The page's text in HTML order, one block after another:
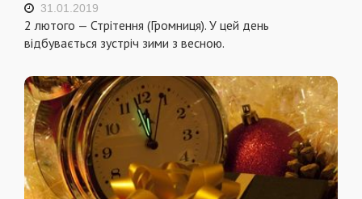
31.01.2019
2 лютого — Стрітення (Громниця). У цей день
відбувається зустріч зими з весною.